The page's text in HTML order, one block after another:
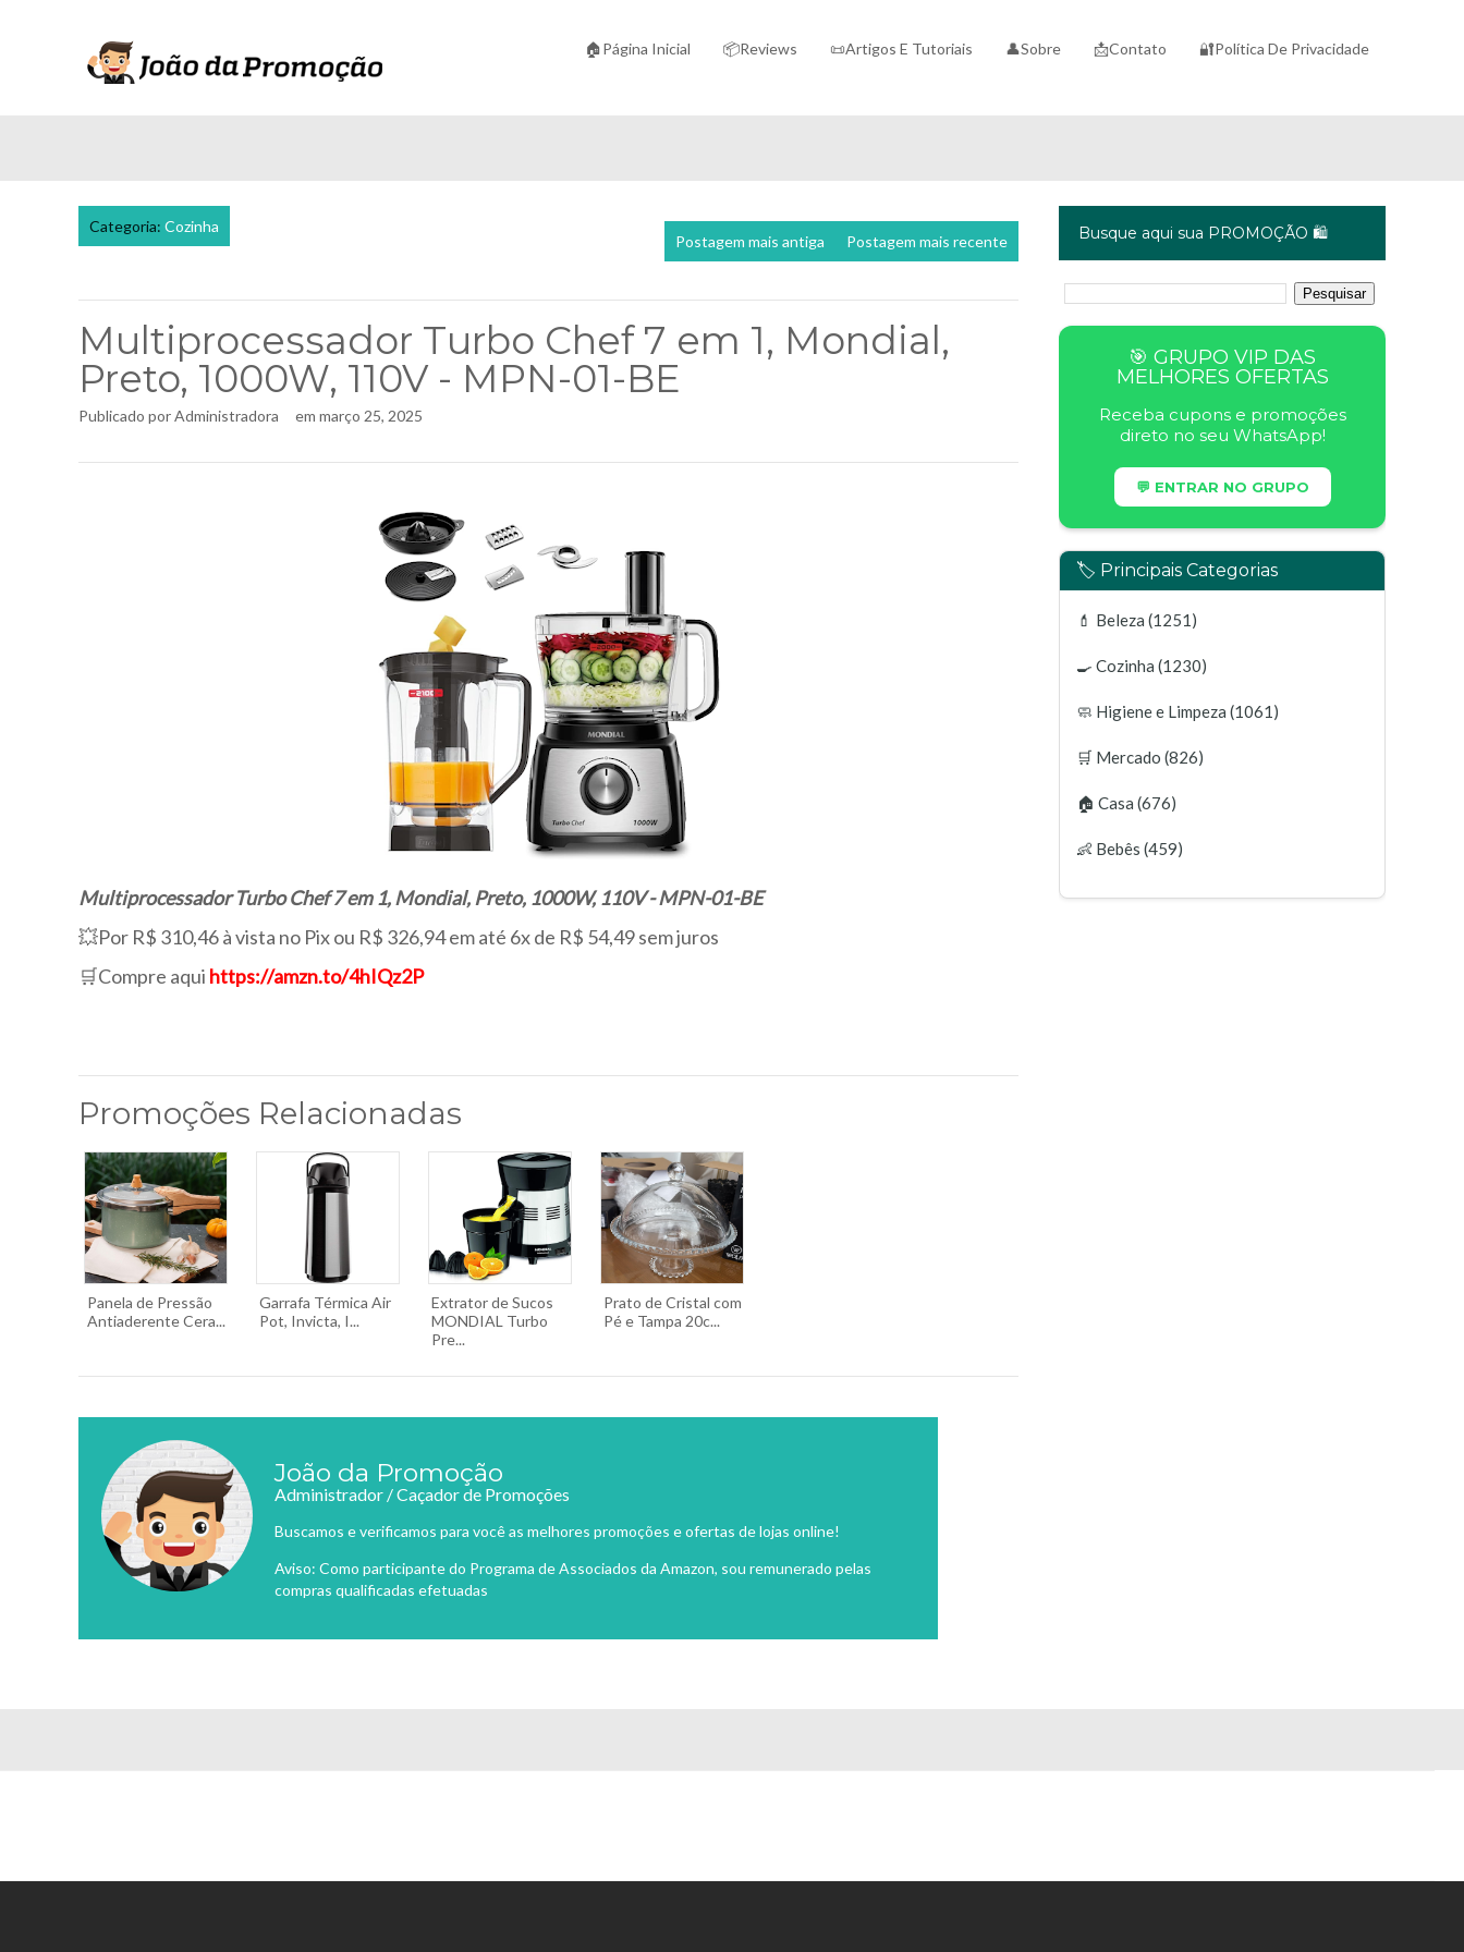
🏠Página Inicial 📦Reviews 📜Artigos E Tutoriais 👤Sobre 📩Contato 🔐Política De Privacidade
Categoria: Cozinha
Postagem mais recente
Postagem mais antiga
Multiprocessador Turbo Chef 7 em 1, Mondial,
Preto, 1000W, 110V - MPN-01-BE
Publicado porAdministradora em março 25, 2025
Multiprocessador Turbo Chef 7 em 1, Mondial, Preto, 1000W, 110V - MPN-01-BE
💥Por R$ 310,46 à vista no Pix ou R$ 326,94 em até 6x de R$ 54,49 sem juros
🛒Compre aqui https://amzn.to/4hIQz2P
Promoções Relacionadas
Panela de Pressão
Antiaderente Cera...
Garrafa Térmica Air
Pot, Invicta, I...
Extrator de Sucos
MONDIAL Turbo
Pre...
Prato de Cristal com
Pé e Tampa 20c...
João da Promoção
Administrador / Caçador de Promoções
Buscamos e verificamos para você as melhores promoções e ofertas de lojas online!
Aviso: Como participante do Programa de Associados da Amazon, sou remunerado pelas
compras qualificadas efetuadas
Busque aqui sua PROMOÇÃO 🛍️
🎯 GRUPO VIP DAS
MELHORES OFERTAS
Receba cupons e promoções
direto no seu WhatsApp!
💬 ENTRAR NO GRUPO
🏷️ Principais Categorias
💄 Beleza (1251)
🍳 Cozinha (1230)
🧼 Higiene e Limpeza (1061)
🛒 Mercado (826)
🏠 Casa (676)
👶 Bebês (459)